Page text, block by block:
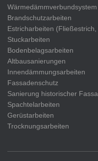
Brandschutzarbeiten
Estricharbeiten
Stuckarbeiten
Bodenbelagsarbeiten
Altbausanierungen
Innendämmungsarbeiten
Fassadenschutz
Sanierung historischer
Spachtelarbeiten
Gerüstarbeiten
Trocknungsarbeiten